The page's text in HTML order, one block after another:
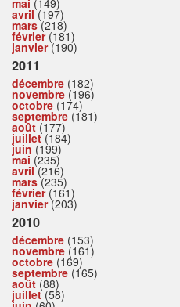
avril(197)
mars(218)
février(181)
janvier(190)
2011
décembre (182)
novembre (196)
octobre (174)
septembre (181)
août (177)
juillet(184)
juin (199)
mai (235)
avril(216)
mars(235)
février(161)
janvier(203)
2010
décembre (153)
novembre (161)
octobre (169)
septembre (165)
août (88)
juillet(58)